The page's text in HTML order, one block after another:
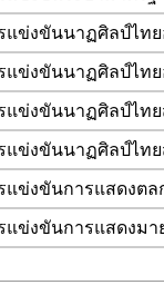
แข่งขันนาฏศิลป์ไท
แข่งขันนาฏศิลป์ไท
แข่งขันนาฏศิลป์ไทย
แข่งขันนาฏศิลป์ไทย
แข่งขันการแสดงตล
แข่งขันการแสดงมา